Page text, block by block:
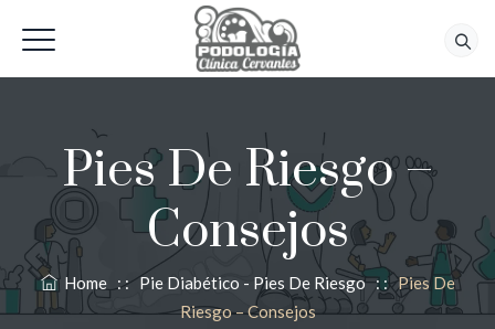
Pies De Riesgo –
Consejos
Home: :Pie Diabético - Pies De Riesgo: :Pies De
Riesgo – Consejos